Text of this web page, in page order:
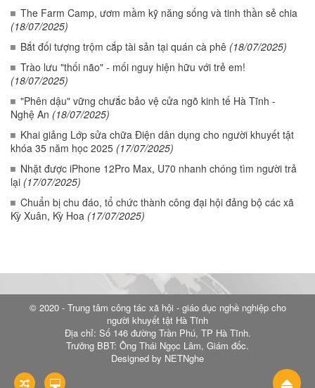
The Farm Camp, ươm mầm kỹ năng sống và tinh thần sẻ chia
(18/07/2025)
Bắt đối tượng trộm cắp tài sản tại quán cà phê (18/07/2025)
Trào lưu "thối não" - mối nguy hiện hữu với trẻ em!
(18/07/2025)
"Phên dậu" vững chưắc bảo vệ cửa ngõ kinh tế Hà Tĩnh -
Nghệ An (18/07/2025)
Khai giảng Lớp sửa chữa Điện dân dụng cho người khuyết tật
khóa 35 năm học 2025 (17/07/2025)
Nhặt được iPhone 12Pro Max, U70 nhanh chóng tìm người trả
lại (17/07/2025)
Chuẩn bị chu đáo, tổ chức thành công đại hội đảng bộ các xã
Kỳ Xuân, Kỳ Hoa (17/07/2025)
© 2020 - Trung tâm công tác xã hội - giáo dục nghề nghiệp cho
người khuyết tật Hà Tĩnh
Địa chỉ: Số 146 đường Trần Phú, TP Hà Tĩnh.
Trưởng BBT: Ông Thái Ngọc Lâm, Giám đốc.
Designed by NETNghe